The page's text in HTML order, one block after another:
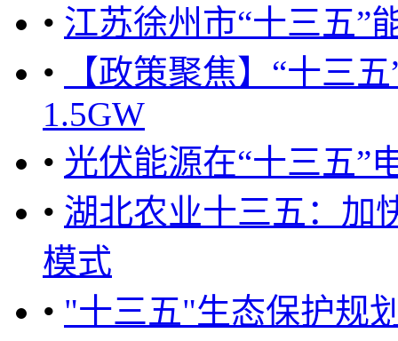
• 江苏徐州市“十三五”
•
【政策聚焦】“十三
1.5GW
• 光伏能源在“十三五”
• 湖北农业十三五：加
模式
• "十三五"生态保护规